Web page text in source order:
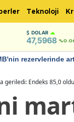
Teknoloji
DOLAR
47,5968
rezervlerinde
geriledi: Endeks 85,0 oldu